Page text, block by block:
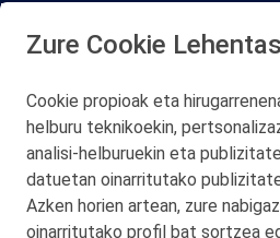
Telf. 946 357
© 2026
Zure Cookie
Cookie propioak eta
helburu teknikoekin,
analisi‑helburuekin eta
datuetan oinarritutako
Azken horien artean, zure
oinarritutako profil bat sortzea